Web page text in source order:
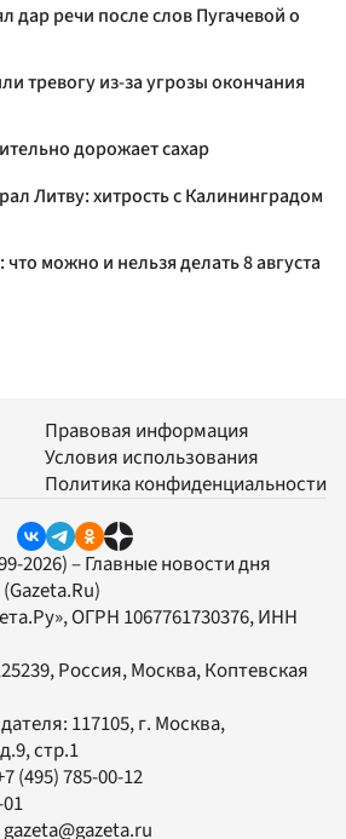
дар речи после слов Пугачевой о
тревогу из-за угрозы окончания
дорожает сахар
Литву: хитрость с Калининградом
можно и нельзя делать 8 августа
Правовая информация
Условия использования
Политика конфиденциальности
2026) – Главные новости дня
(Gazeta.Ru)
, ОГРН 1067761730376, ИНН
Россия, Москва, Коптевская
117105, г. Москва,
стр.1
(495) 785-00-12
gazeta@gazeta.ru